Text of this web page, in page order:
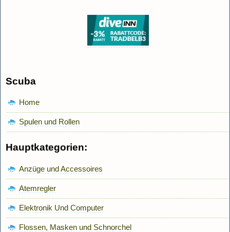
Scuba
Home
Spulen und Rollen
Hauptkategorien:
Anzüge und Accessoires
Atemregler
Elektronik Und Computer
Flossen, Masken und Schnorchel